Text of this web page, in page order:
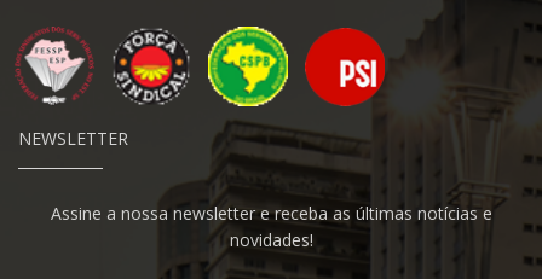
NEWSLETTER
Assine a nossa newsletter e receba as últimas notícias e
novidades!